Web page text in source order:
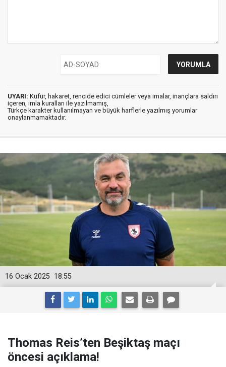
UYARI: Küfür, hakaret, rencide edici cümleler veya imalar, inançlara saldırı
içeren, imla kuralları ile yazılmamış,
Türkçe karakter kullanılmayan ve büyük harflerle yazılmış yorumlar
onaylanmamaktadır.
18:55
16 Ocak 2025
Thomas Reis’ten Beşiktaş maçı
öncesi açıklama!